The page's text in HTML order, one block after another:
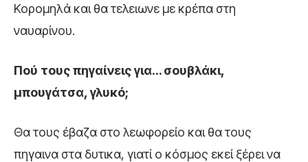
Κορομηλά και θα τελειωνε με κρέπα στη
ναυαρίνου.
Πού τους πηγαίνεις για… σουβλάκι,
μπουγάτσα, γλυκό;
Θα τους έβαζα στο λεωφορείο και θα τους
πηγαινα στα δυτικα, γιατί ο κόσμος εκεί ξέρει να